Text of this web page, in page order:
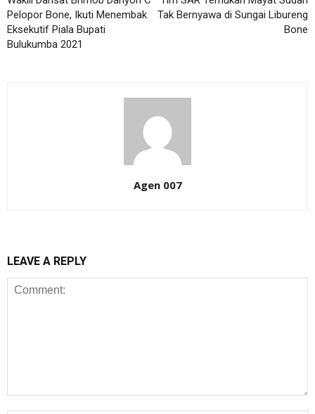
Pelopor Bone, Ikuti Menembak
Eksekutif Piala Bupati
Bulukumba 2021
Tak Bernyawa di Sungai Libureng
Bone
Agen 007
LEAVE A REPLY